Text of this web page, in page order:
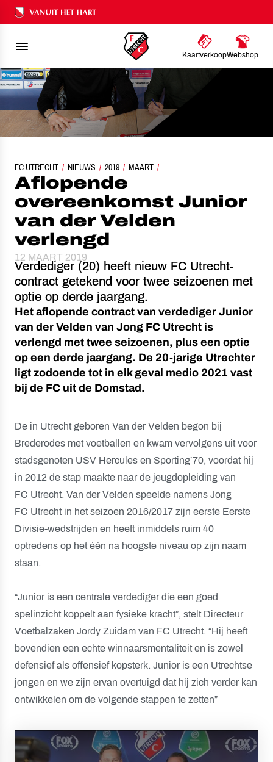
Ons nalatenschap
KaartverkoopWebshop
FC UTRECHT NIEUWS 2019 MAART
AFLOPENDE OVEREENKOMST JUNIOR VAN DER VELDEN
Aflopende
overeenkomst Junior
van der Velden
verlengd
12 MAART 2019
Verdediger (20) heeft nieuw FC Utrecht-
contract getekend voor twee seizoenen met
optie op derde jaargang.
Het aflopende contract van verdediger Junior
van der Velden van Jong FC Utrecht is
verlengd met twee seizoenen, plus een optie
op een derde jaargang. De 20-jarige Utrechter
ligt zodoende tot in elk geval medio 2021 vast
bij de FC uit de Domstad.
De in Utrecht geboren Van der Velden begon bij
Brederodes met voetballen en kwam vervolgens uit voor
stadsgenoten USV Hercules en Sporting’70, voordat hij
in 2012 de stap maakte naar de jeugdopleiding van
FC Utrecht. Van der Velden speelde namens Jong
FC Utrecht in het seizoen 2016/2017 zijn eerste Eerste
Divisie-wedstrijden en heeft inmiddels ruim 40
optredens op het één na hoogste niveau op zijn naam
staan.
“Junior is een centrale verdediger die een goed
spelinzicht koppelt aan fysieke kracht”, stelt Directeur
Voetbalzaken Jordy Zuidam van FC Utrecht. “Hij heeft
bovendien een echte winnaarsmentaliteit en is zowel
defensief als offensief kopsterk. Junior is een Utrechtse
jongen en we zijn ervan overtuigd dat hij zich verder kan
ontwikkelen om de volgende stappen te zetten”